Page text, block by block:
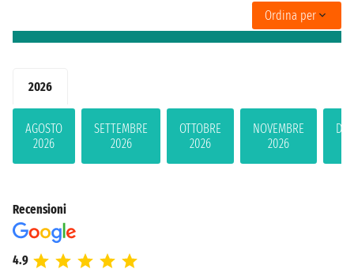
2026
AGOSTO
2026
SETTEMBRE
2026
OTTOBRE
2026
NOVEMBRE
2026
Ordina per
Recensioni
4.9